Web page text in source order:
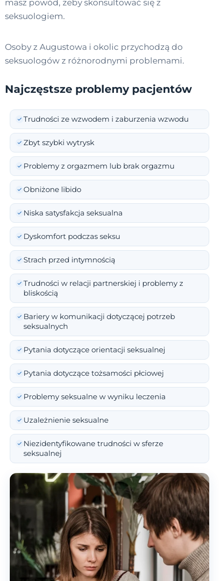
masz powód, żeby skonsultować się z
seksuologiem.
Osoby z Augustowa i okolic przychodzą do
seksuologów z różnorodnymi problemami.
Najczęstsze problemy pacjentów
Trudności ze wzwodem i zaburzenia wzwodu
Zbyt szybki wytrysk
Problemy z orgazmem lub brak orgazmu
Obniżone libido
Niska satysfakcja seksualna
Dyskomfort podczas seksu
Strach przed intymnością
Trudności w relacji partnerskiej i problemy z
bliskością
Bariery w komunikacji dotyczącej potrzeb
seksualnych
Pytania dotyczące orientacji seksualnej
Pytania dotyczące tożsamości płciowej
Problemy seksualne w wyniku leczenia
Uzależnienie seksualne
Niezidentyfikowane trudności w sferze
seksualnej